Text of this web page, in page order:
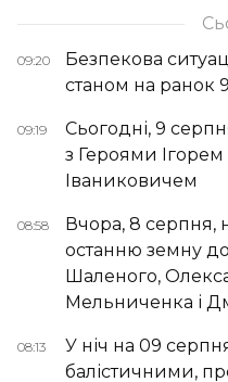
09:20
Безпекова
станом на ранок
09:19
Сьогодні, 9
з Героями
Іваниковичем
08:58
Вчора, 8 серпня,
останню земну
Шаленого,
Мельниченка і
08:13
У ніч на 09
балістичними,